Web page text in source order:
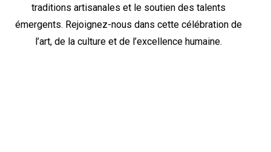
traditions artisanales et le soutien des talents
émergents. Rejoignez-nous dans cette célébration de
l’art, de la culture et de l’excellence humaine.